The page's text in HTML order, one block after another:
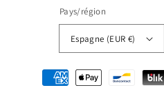
Pays/région
Espagne (EUR €)
Moyens